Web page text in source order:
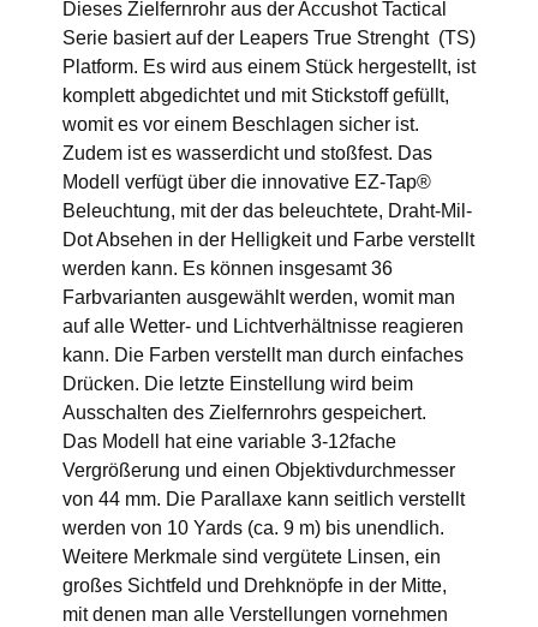
Dieses Zielfernrohr aus der Accushot Tactical
Serie basiert auf der Leapers True Strenght (TS)
Platform. Es wird aus einem Stück hergestellt, ist
komplett abgedichtet und mit Stickstoff gefüllt,
womit es vor einem Beschlagen sicher ist.
Zudem ist es wasserdicht und stoßfest. Das
Modell verfügt über die innovative EZ-Tap®
Beleuchtung, mit der das beleuchtete, Draht-Mil-
Dot Absehen in der Helligkeit und Farbe verstellt
werden kann. Es können insgesamt 36
Farbvarianten ausgewählt werden, womit man
auf alle Wetter- und Lichtverhältnisse reagieren
kann. Die Farben verstellt man durch einfaches
Drücken. Die letzte Einstellung wird beim
Ausschalten des Zielfernrohrs gespeichert.
Das Modell hat eine variable 3-12fache
Vergrößerung und einen Objektivdurchmesser
von 44 mm. Die Parallaxe kann seitlich verstellt
werden von 10 Yards (ca. 9 m) bis unendlich.
Weitere Merkmale sind vergütete Linsen, ein
großes Sichtfeld und Drehknöpfe in der Mitte,
mit denen man alle Verstellungen vornehmen